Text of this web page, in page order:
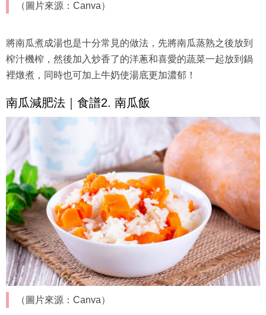
（圖片來源：Canva）
將南瓜煮成湯也是十分常見的做法，先將南瓜蒸熟之後放到
榨汁機榨，然後加入炒香了的洋蔥和喜愛的蔬菜一起放到鍋
裡燉煮，同時也可加上牛奶使湯底更加濃郁！
南瓜減肥法｜食譜2. 南瓜飯
（圖片來源：Canva）